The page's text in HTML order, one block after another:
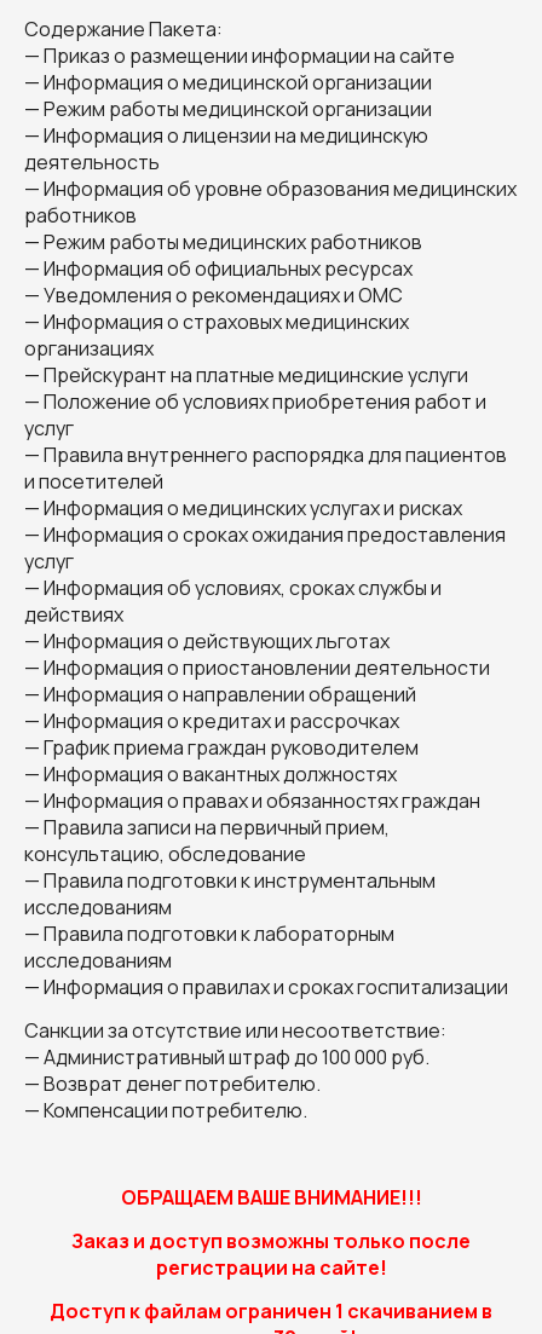
Содержание Пакета:
— Приказ о размещении информации на сайте
— Информация о медицинской организации
— Режим работы медицинской организации
— Информация о лицензии на медицинскую
деятельность
— Информация об уровне образования медицинских
работников
— Режим работы медицинских работников
— Информация об официальных ресурсах
— Уведомления о рекомендациях и ОМС
— Информация о страховых медицинских
организациях
— Прейскурант на платные медицинские услуги
— Положение об условиях приобретения работ и
услуг
— Правила внутреннего распорядка для пациентов
и посетителей
— Информация о медицинских услугах и рисках
— Информация о сроках ожидания предоставления
услуг
— Информация об условиях, сроках службы и
действиях
— Информация о действующих льготах
— Информация о приостановлении деятельности
— Информация о направлении обращений
— Информация о кредитах и рассрочках
— График приема граждан руководителем
— Информация о вакантных должностях
— Информация о правах и обязанностях граждан
— Правила записи на первичный прием,
консультацию, обследование
— Правила подготовки к инструментальным
исследованиям
— Правила подготовки к лабораторным
исследованиям
— Информация о правилах и сроках госпитализации
Санкции за отсутствие или несоответствие:
— Административный штраф до 100 000 руб.
— Возврат денег потребителю.
— Компенсации потребителю.
ОБРАЩАЕМ ВАШЕ ВНИМАНИЕ!!!
Заказ и доступ возможны только после
регистрации на сайте!
Доступ к файлам ограничен 1 скачиванием в